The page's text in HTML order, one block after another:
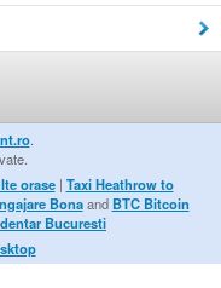
.
orase| Taxi Heathrow to
Bonaand BTC Bitcoin
Bucuresti